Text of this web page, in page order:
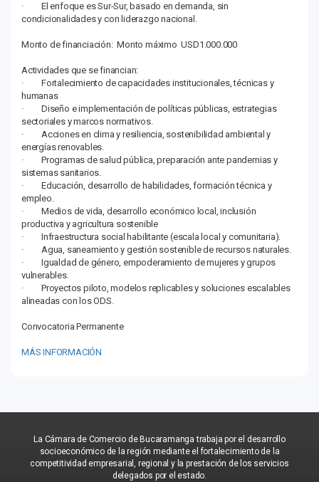
· El enfoque es Sur-Sur, basado en demanda, sin
condicionalidades y con liderazgo nacional.
Monto de financiación: Monto máximo USD1.000.000
Actividades que se financian:
· Fortalecimiento de capacidades institucionales, técnicas y
humanas
· Diseño e implementación de políticas públicas, estrategias
sectoriales y marcos normativos.
· Acciones en clima y resiliencia, sostenibilidad ambiental y
energías renovables.
· Programas de salud pública, preparación ante pandemias y
sistemas sanitarios.
· Educación, desarrollo de habilidades, formación técnica y
empleo.
· Medios de vida, desarrollo económico local, inclusión
productiva y agricultura sostenible
· Infraestructura social habilitante (escala local y comunitaria).
· Agua, saneamiento y gestión sostenible de recursos naturales.
· Igualdad de género, empoderamiento de mujeres y grupos
vulnerables.
· Proyectos piloto, modelos replicables y soluciones escalables
alineadas con los ODS.
Convocatoria Permanente
MÁS INFORMACIÓN
La Cámara de Comercio de Bucaramanga trabaja por el desarrollo
socioeconómico de la región mediante el fortalecimiento de la
competitividad empresarial, regional y la prestación de los servicios
delegados por el estado.